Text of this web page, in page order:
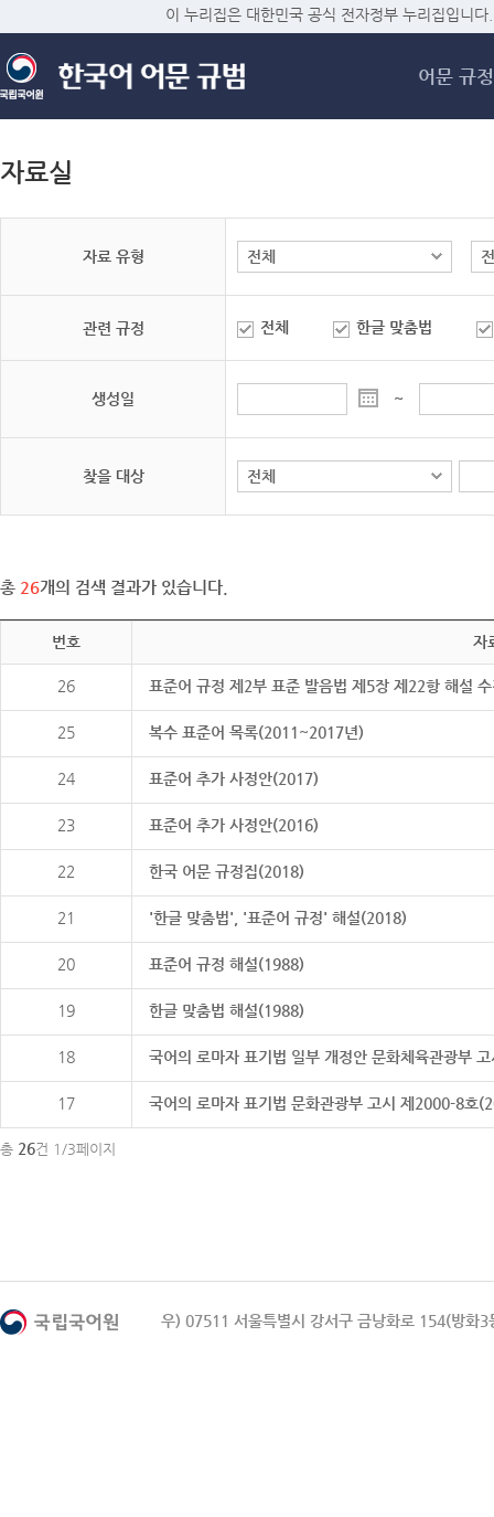
메
이 누리집은 대한민국 공식 전자정부 누리집입니다.
어문 규정
자료실
자료 유형
관련 규정 전체 한글 맞춤법
생성일 ~
찾을 대상
총 26개의 검색 결과가 있습니다.
번호 자
26 표준어 규정 제2부 표준 발음법 제5장 제22항 해설
25 복수 표준어 목록(2011~2017년)
24 표준어 추가 사정안(2017)
23 표준어 추가 사정안(2016)
22 한국 어문 규정집(2018)
21 '한글 맞춤법', '표준어 규정' 해설(2018)
20 표준어 규정 해설(1988)
19 한글 맞춤법 해설(1988)
18 국어의 로마자 표기법 일부 개정안 문화체육관광부
17 국어의 로마자 표기법 문화관광부 고시 제2000-8호
총 26건 1/3페이지
우) 07511 서울특별시 강서구 금낭화로 154(방화3